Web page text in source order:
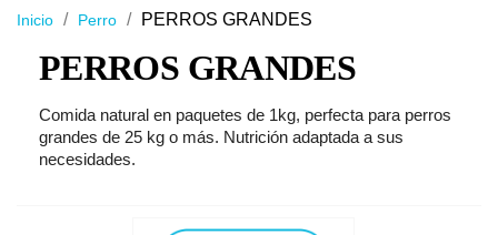
Inicio Perro PERROS GRANDES
PERROS GRANDES
Comida natural en paquetes de 1kg, perfecta para perros
grandes de 25 kg o más. Nutrición adaptada a sus
necesidades.